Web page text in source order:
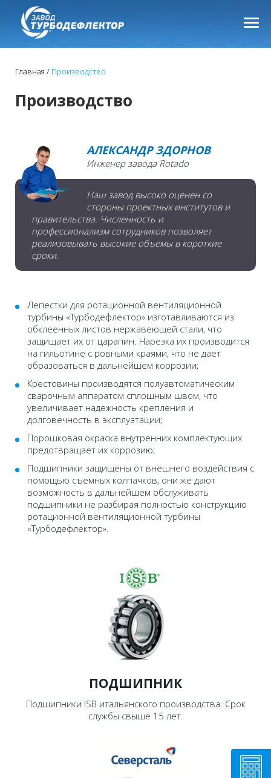
Главная Производство
Производство
АЛЕКСАНДР ЗДОРНОВ
Инженер завода Rotado
Наш завод высоко оценен со
стороны проектных институтов и
правительства. Численность и
профессионализм сотрудников позволяет
реализовывать высокие объемы в короткие
сроки.
Лепестки для ротационной вентиляционной
турбины «Турбодефлектор» изготавливаются из
обклеенных листов нержавеющей стали, что
защищает их от царапин. Нарезка их производится
на гильотине с ровными краями, что не дает
образоваться в дальнейшем коррозии;
Крестовины производятся полуавтоматическим
сварочным аппаратом сплошным швом, что
увеличивает надежность крепления и
долговечность в эксплуатации;
Порошковая окраска внутренних комплектующих
предотвращает их коррозию;
Подшипники защищены от внешнего воздействия с
помощью съемных колпачков, они же дают
возможность в дальнейшем обслуживать
подшипники не разбирая полностью конструкцию
ротационной вентиляционной турбины
«Турбодефлектор».
ПОДШИПНИК
Подшипники ISB итальянского производства. Срок
службы свыше 15 лет.